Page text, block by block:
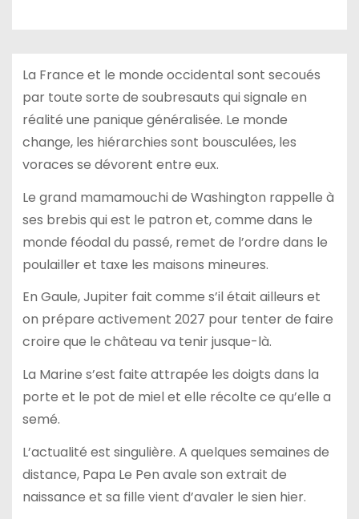
La France et le monde occidental sont secoués
par toute sorte de soubresauts qui signale en
réalité une panique généralisée. Le monde
change, les hiérarchies sont bousculées, les
voraces se dévorent entre eux.
Le grand mamamouchi de Washington rappelle à
ses brebis qui est le patron et, comme dans le
monde féodal du passé, remet de l’ordre dans le
poulailler et taxe les maisons mineures.
En Gaule, Jupiter fait comme s’il était ailleurs et
on prépare activement 2027 pour tenter de faire
croire que le château va tenir jusque-là.
La Marine s’est faite attrapée les doigts dans la
porte et le pot de miel et elle récolte ce qu’elle a
semé.
L’actualité est singulière. A quelques semaines de
distance, Papa Le Pen avale son extrait de
naissance et sa fille vient d’avaler le sien hier.